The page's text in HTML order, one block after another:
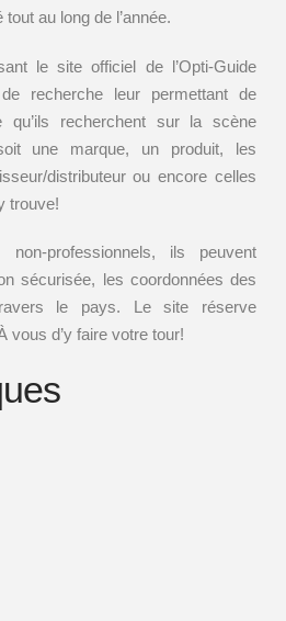
au long de l’année.
le site officiel de l’Opti-Guide
recherche leur permettant de
recherchent sur la scène
une marque, un produit, les
distributeur ou encore celles
trouve!
professionnels, ils peuvent
sécurisée, les coordonnées des
le pays. Le site réserve
vous d’y faire votre tour!